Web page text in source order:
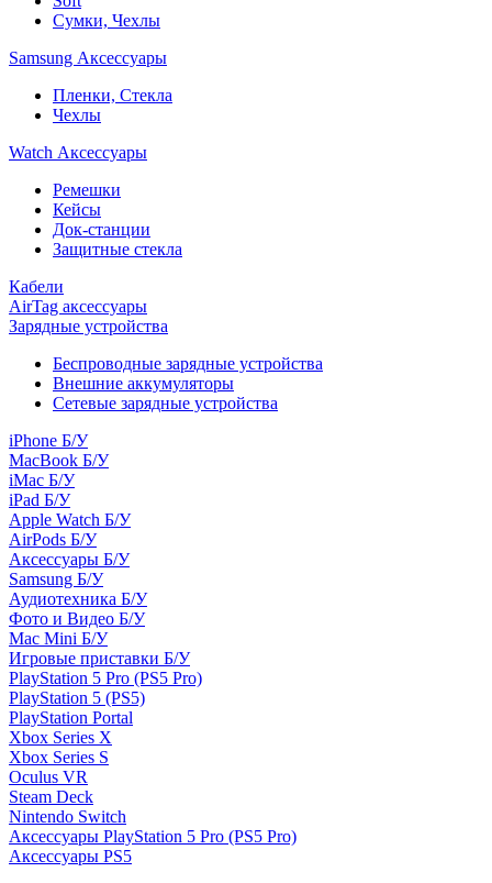
Сумки, Чехлы
Samsung Аксессуары
Пленки, Стекла
Чехлы
Watch Аксессуары
Ремешки
Кейсы
Док-станции
Защитные стекла
Кабели
AirTag аксессуары
Зарядные устройства
Беспроводные зарядные устройства
Внешние аккумуляторы
Сетевые зарядные устройства
iPhone Б/У
MacBook Б/У
iMac Б/У
iPad Б/У
Apple Watch Б/У
AirPods Б/У
Аксессуары Б/У
Samsung Б/У
Аудиотехника Б/У
Фото и Видео Б/У
Mac Mini Б/У
Игровые приставки Б/У
PlayStation 5 Pro (PS5 Pro)
PlayStation 5 (PS5)
PlayStation Portal
Xbox Series X
Xbox Series S
Oculus VR
Steam Deck
Nintendo Switch
Аксессуары PlayStation 5 Pro (PS5 Pro)
Аксессуары PS5